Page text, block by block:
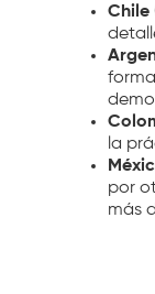
Chile
la
por
más